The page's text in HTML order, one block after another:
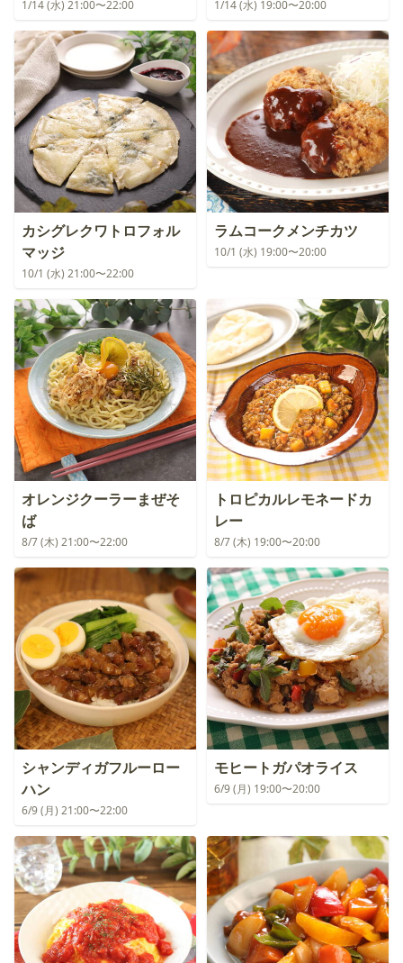
1/14 (水) 21:00〜22:00 1/14 (水) 19:00〜20:00
カシグレクワトロフォル
マッジ
10/1 (水) 21:00〜22:00
ラムコークメンチカツ
10/1 (水) 19:00〜20:00
オレンジクーラーまぜそ
ば
8/7 (木) 21:00〜22:00
トロピカルレモネードカ
レー
8/7 (木) 19:00〜20:00
シャンディガフルーロー
ハン
6/9 (月) 21:00〜22:00
モヒートガパオライス
6/9 (月) 19:00〜20:00